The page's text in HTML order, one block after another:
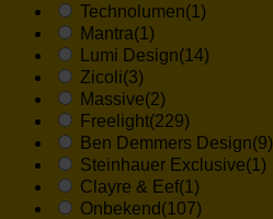
Technolumen(1)
Mantra(1)
Lumi Design(14)
Zicoli(3)
Massive(2)
Freelight(229)
Ben Demmers Design(9)
Steinhauer Exclusive(1)
Clayre & Eef(1)
Onbekend (107)